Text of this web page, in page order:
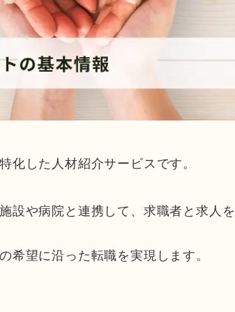
した人材紹介サービスです。
設や病院と連携して、求職者と求人を
望に沿った転職を実現します。